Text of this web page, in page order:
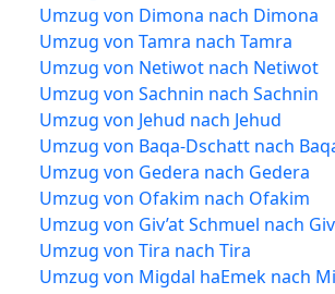
Umzug von Dimona nach Dimona
Umzug von Tamra nach Tamra
Umzug von Netiwot nach Netiwot
Umzug von Sachnin nach Sachnin
Umzug von Jehud nach Jehud
Umzug von Baqa-Dschatt nach
Umzug von Gedera nach Gedera
Umzug von Ofakim nach Ofakim
Umzug von Giv’at Schmuel nach
Umzug von Tira nach Tira
Umzug von Migdal haEmek nach